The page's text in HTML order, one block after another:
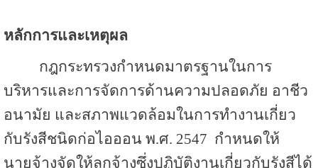
หลักการและเหตุผล
กฎกระทรวงกำหนดมาตรฐานในการ
บริหารและการจัดการด้านความปลอดภัย อาชีว
อนามัย และสภาพแวดล้อมในการทำงานเกี่ยว
กับรังสีชนิดก่อไอออน พ.ศ. 2547 กำหนดให้
นายจ้างจัดให้ลูกจ้างซึ่งปฏิบัติงานเกี่ยวกับรังสีได้